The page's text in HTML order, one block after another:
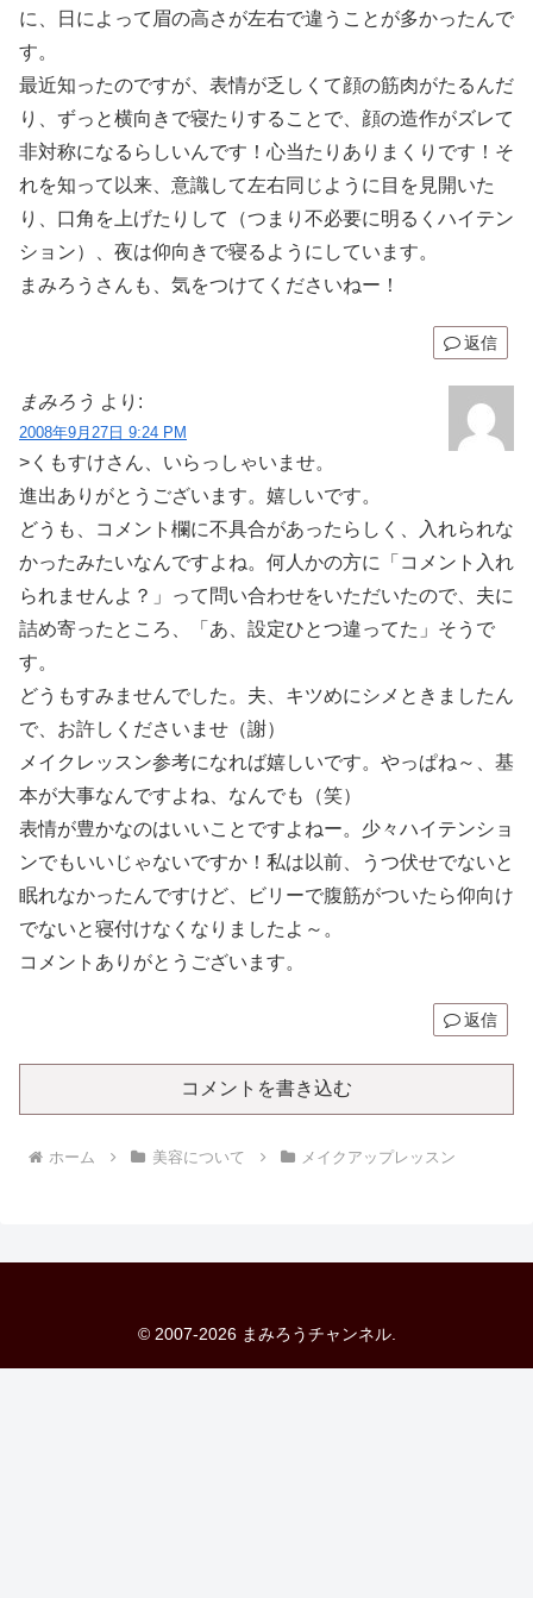
に、日によって眉の高さが左右で違うことが多かったんで
す。
最近知ったのですが、表情が乏しくて顔の筋肉がたるんだ
り、ずっと横向きで寝たりすることで、顔の造作がズレて
非対称になるらしいんです！心当たりありまくりです！そ
れを知って以来、意識して左右同じように目を見開いた
り、口角を上げたりして（つまり不必要に明るくハイテン
ション）、夜は仰向きで寝るようにしています。
まみろうさんも、気をつけてくださいねー！
返信
まみろう より:
2008年9月27日 9:24 PM
>くもすけさん、いらっしゃいませ。
進出ありがとうございます。嬉しいです。
どうも、コメント欄に不具合があったらしく、入れられな
かったみたいなんですよね。何人かの方に「コメント入れ
られませんよ？」って問い合わせをいただいたので、夫に
詰め寄ったところ、「あ、設定ひとつ違ってた」そうで
す。
どうもすみませんでした。夫、キツめにシメときましたん
で、お許しくださいませ（謝）
メイクレッスン参考になれば嬉しいです。やっぱね～、基
本が大事なんですよね、なんでも（笑）
表情が豊かなのはいいことですよねー。少々ハイテンショ
ンでもいいじゃないですか！私は以前、うつ伏せでないと
眠れなかったんですけど、ビリーで腹筋がついたら仰向け
でないと寝付けなくなりましたよ～。
コメントありがとうございます。
返信
コメントを書き込む
ホーム 美容について メイクアップレッスン
© 2007-2026 まみろうチャンネル.